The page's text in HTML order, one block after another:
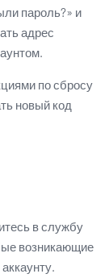
пароль?» и
адрес
по сбросу
новый код
в службу
возникающие